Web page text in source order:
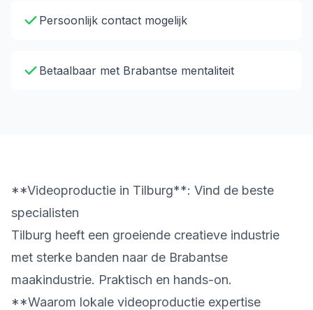
Persoonlijk contact mogelijk
Betaalbaar met Brabantse mentaliteit
**Videoproductie in Tilburg**: Vind de beste
specialisten
Tilburg heeft een groeiende creatieve industrie
met sterke banden naar de Brabantse
maakindustrie. Praktisch en hands-on.
**Waarom lokale videoproductie expertise